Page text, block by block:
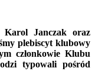
Karol Janczak oraz
plebiscyt klubowy
członkowie Klubu
typowali pośród